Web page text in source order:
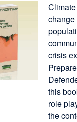
crisis
this
role
the